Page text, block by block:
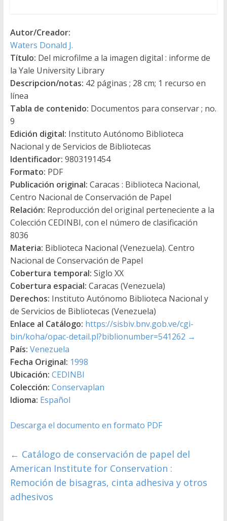
Autor/Creador:
Waters Donald J.
Título: Del microfilme a la imagen digital : informe de
la Yale University Library
Descripcion/notas: 42 páginas ; 28 cm; 1 recurso en
línea
Tabla de contenido: Documentos para conservar ; no.
9
Edición digital: Instituto Autónomo Biblioteca
Nacional y de Servicios de Bibliotecas
Identificador: 9803191454
Formato: PDF
Publicación original: Caracas : Biblioteca Nacional,
Centro Nacional de Conservación de Papel
Relación: Reproducción del original perteneciente a la
Colección CEDINBI, con el número de clasificación
8036
Materia: Biblioteca Nacional (Venezuela). Centro
Nacional de Conservación de Papel
Cobertura temporal: Siglo XX
Cobertura espacial: Caracas (Venezuela)
Derechos: Instituto Autónomo Biblioteca Nacional y
de Servicios de Bibliotecas (Venezuela)
Enlace al Catálogo: https://sisbiv.bnv.gob.ve/cgi-
bin/koha/opac-detail.pl?biblionumber=541262 →
País: Venezuela
Fecha Original: 1998
Ubicación: CEDINBI
Colección: Conservaplan
Idioma: Español
Descarga el documento en formato PDF
← Catálogo de conservación de papel del
American Institute for Conservation :
Remoción de bisagras, cinta adhesiva y otros
adhesivos